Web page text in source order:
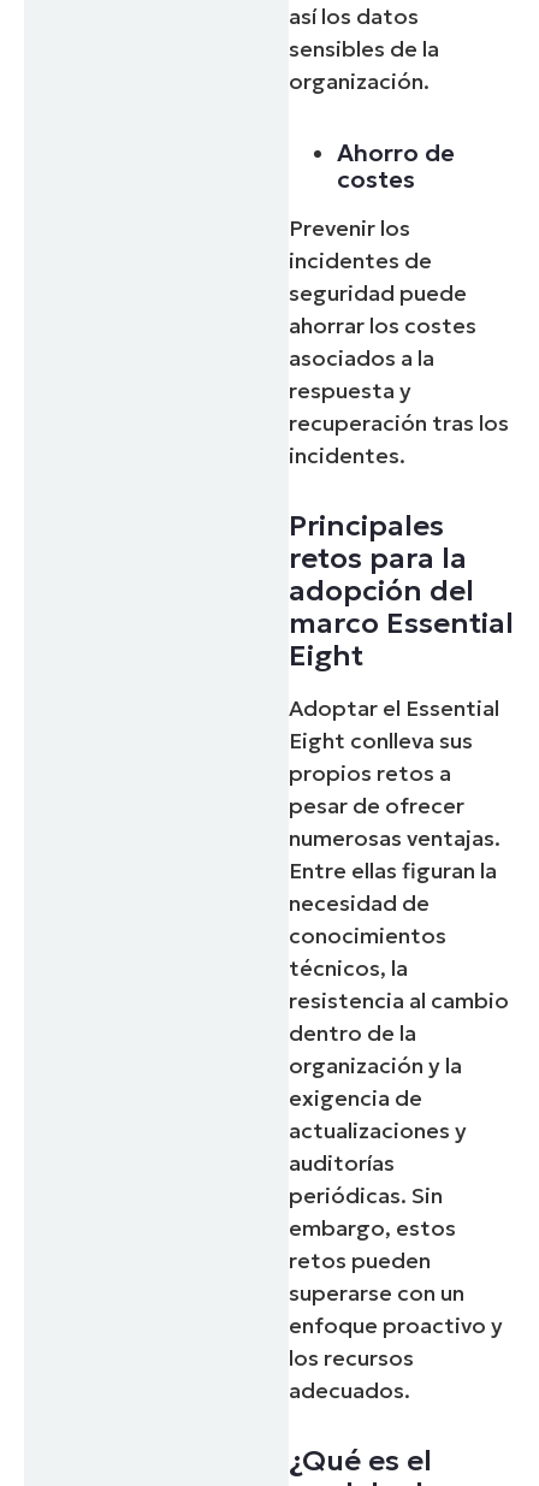
así los datos
sensibles de la
organización.
Ahorro de
costes
Prevenir los
incidentes de
seguridad puede
ahorrar los costes
asociados a la
respuesta y
recuperación tras los
incidentes.
Principales
retos para la
adopción del
marco Essential
Eight
Adoptar el Essential
Eight conlleva sus
propios retos a
pesar de ofrecer
numerosas ventajas.
Entre ellas figuran la
necesidad de
conocimientos
técnicos, la
resistencia al cambio
dentro de la
organización y la
exigencia de
actualizaciones y
auditorías
periódicas. Sin
embargo, estos
retos pueden
superarse con un
enfoque proactivo y
los recursos
adecuados.
¿Qué es el
Start your 14-day trial
No credit card required, full access to all features